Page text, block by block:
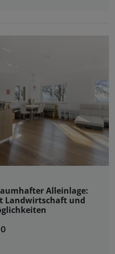
Alleinlage:
Landwirtschaft und